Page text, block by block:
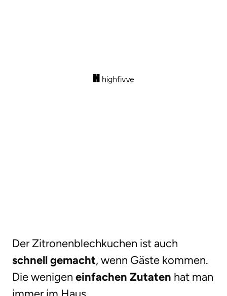
Der Zitronenblechkuchen ist auch
schnell gemacht, wenn Gäste kommen.
Die wenigen einfachen Zutaten hat man